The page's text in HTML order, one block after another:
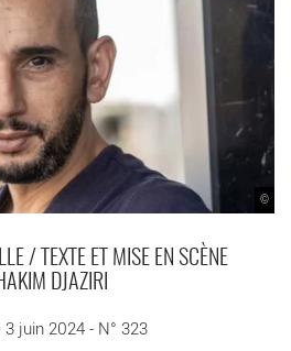
©
/ TEXTE ET MISE EN SCÈNE
DJAZIRI
3 juin 2024 - N° 323